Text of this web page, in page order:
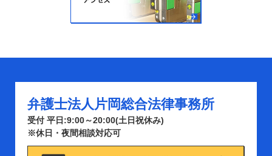
弁護士法人片岡総合法律事務所
受付 平日:9:00～20:00(土日祝休み)
※休日・夜間相談対応可